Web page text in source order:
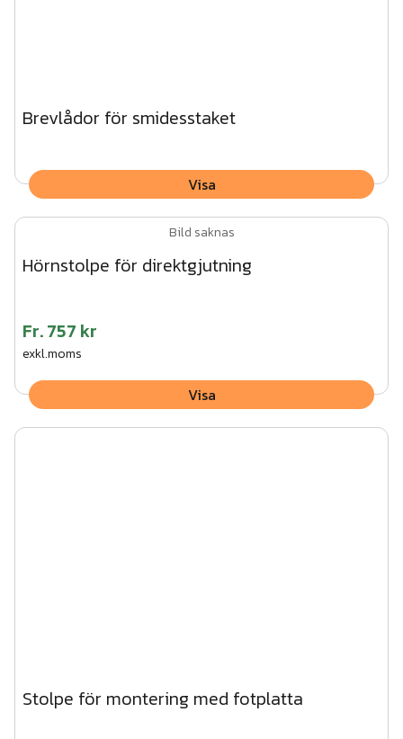
Brevlådor för smidesstaket
Visa
Bild saknas
Hörnstolpe för direktgjutning
Fr.757 kr
exkl.moms
Visa
Stolpe för montering med fotplatta